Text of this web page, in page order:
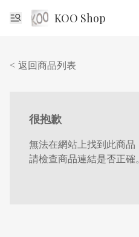
KOO Shop
< 返回商品列表
很抱歉
無法在網站上找到此商品
請檢查商品連結是否正確。